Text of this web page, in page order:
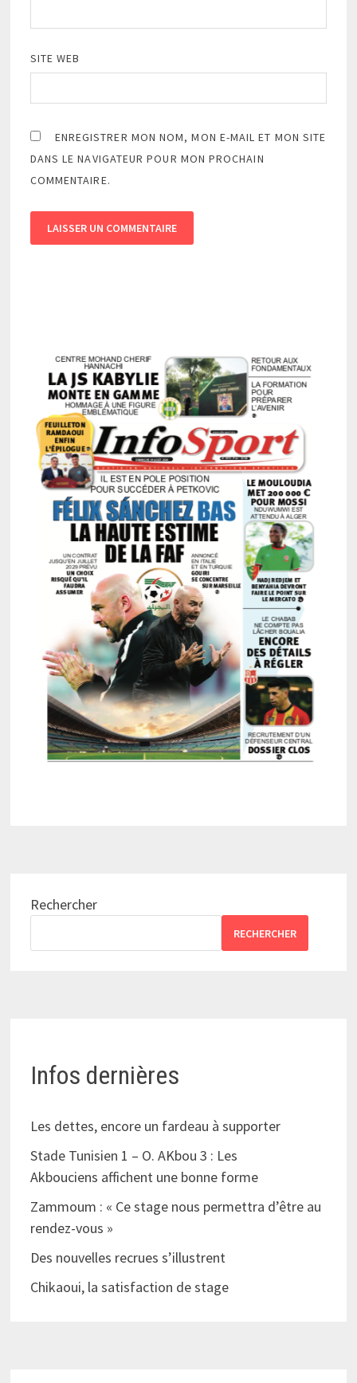
SITE WEB
ENREGISTRER MON NOM, MON E-MAIL ET MON SITE
DANS LE NAVIGATEUR POUR MON PROCHAIN
COMMENTAIRE.
Rechercher
RECHERCHER
Infos dernières
Les dettes, encore un fardeau à supporter
Stade Tunisien 1 – O. AKbou 3 : Les
Akbouciens affichent une bonne forme
Zammoum : « Ce stage nous permettra d’être au
rendez-vous »
Des nouvelles recrues s’illustrent
Chikaoui, la satisfaction de stage